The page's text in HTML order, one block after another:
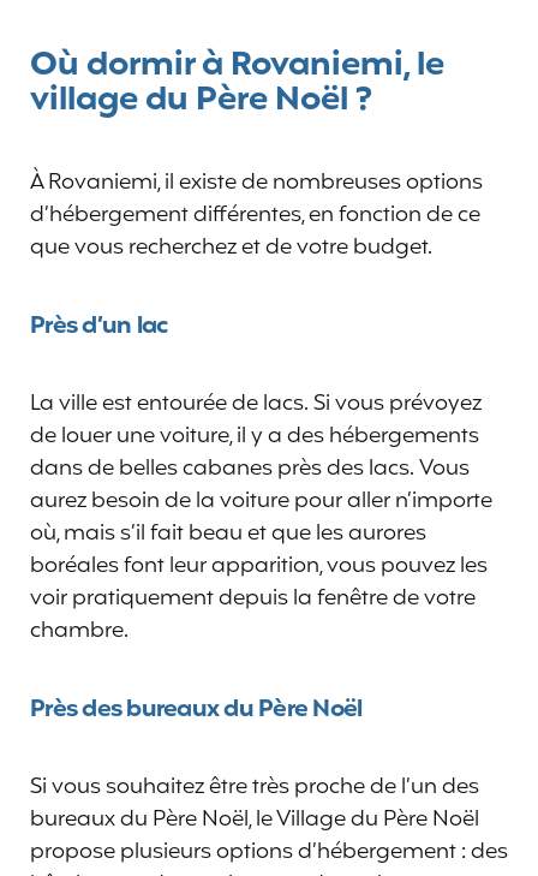
Où dormir à Rovaniemi, le
village du Père Noël ?
À Rovaniemi, il existe de nombreuses options
d’hébergement différentes, en fonction de ce
que vous recherchez et de votre budget.
Près d’un lac
La ville est entourée de lacs. Si vous prévoyez
de louer une voiture, il y a des hébergements
dans de belles cabanes près des lacs. Vous
aurez besoin de la voiture pour aller n’importe
où, mais s’il fait beau et que les aurores
boréales font leur apparition, vous pouvez les
voir pratiquement depuis la fenêtre de votre
chambre.
Près des bureaux du Père Noël
Si vous souhaitez être très proche de l’un des
bureaux du Père Noël, le Village du Père Noël
propose plusieurs options d’hébergement : des